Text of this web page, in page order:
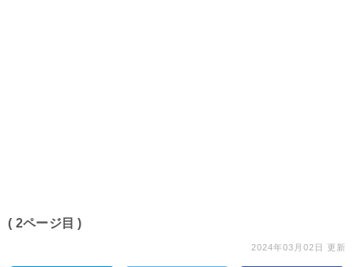
( 2ページ目 )
2024年03月02日 更新